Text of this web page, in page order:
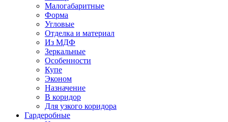
Малогабаритные
Форма
Угловые
Отделка и материал
Из МДФ
Зеркальные
Особенности
Купе
Эконом
Назначение
В коридор
Для узкого коридора
Гардеробные